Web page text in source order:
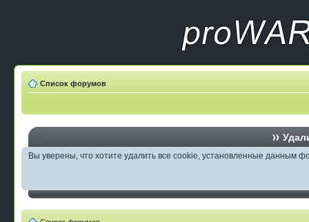
Список форумов
Вы уверены, что хотите удалить все cookie, установленные данным